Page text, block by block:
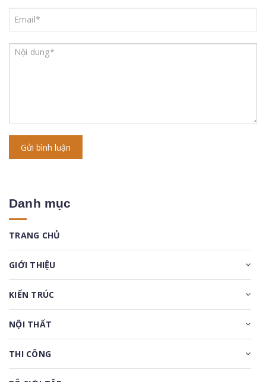
Gửi bình luận
Danh mục
TRANG CHỦ
GIỚI THIỆU
KIẾN TRÚC
NỘI THẤT
THI CÔNG